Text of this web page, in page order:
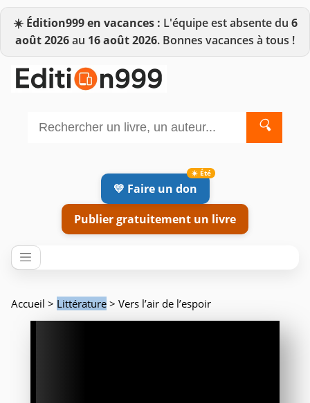
☀️ Édition999 en vacances : L'équipe est absente du 6
août 2026au 16 août 2026. Bonnes vacances à tous !
🔍
💛 Faire un don
Publier gratuitement un livre
Accueil > Littérature > Vers l’air de l’espoir